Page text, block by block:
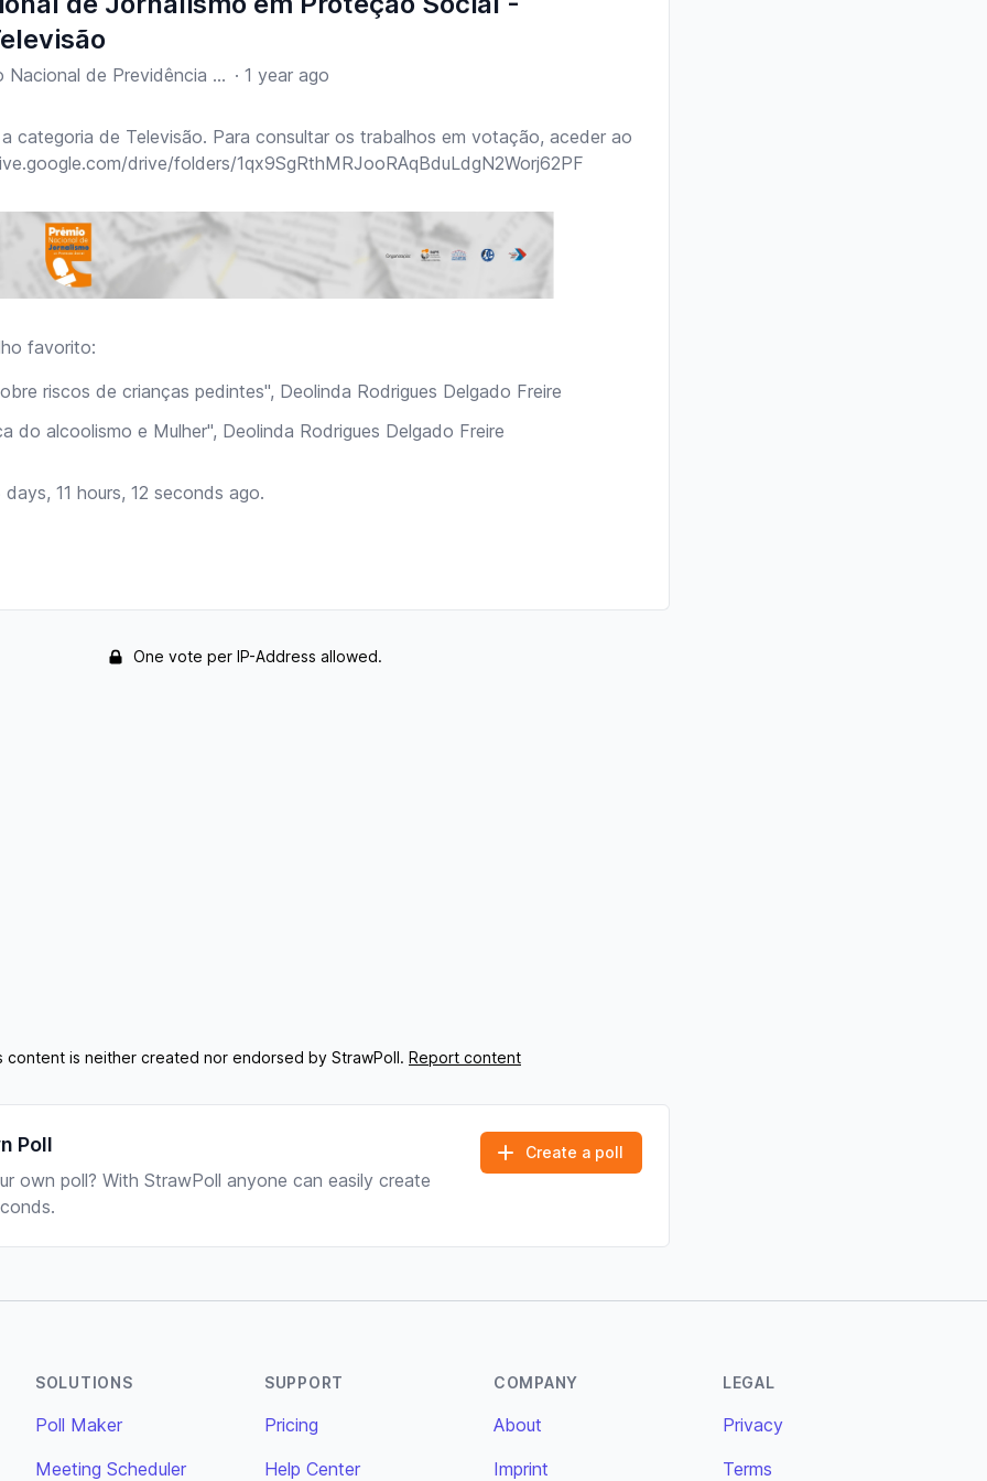
INPS - Instituto Nacional de Previdência Social · 1 year ago
categoria de Televisão. Para consultar os trabalhos em votação, aceder ao
drive/folders/1qx9SgRthMRJooRAqBduLdgN2Worj62PF
favorito:
riscos de crianças pedintes", Deolinda Rodrigues Delgado Freire
do alcoolismo e Mulher", Deolinda Rodrigues Delgado Freire
11 hours, 12 seconds ago.
One vote per IP-Address allowed.
content is neither created nor endorsed by StrawPoll. Report content
Poll
own poll? With StrawPoll anyone can easily create
Create a poll
SOLUTIONS
Poll Maker
Meeting Scheduler
SUPPORT
Pricing
Help Center
COMPANY
About
Imprint
LEGAL
Privacy
Terms